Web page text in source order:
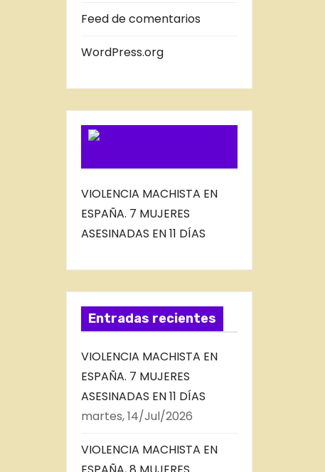
B
O
G
Feed de comentarios
WordPress.org
VIOLENCIA MACHISTA EN
ESPAÑA. 7 MUJERES
ASESINADAS EN 11 DÍAS
Entradas recientes
VIOLENCIA MACHISTA EN
ESPAÑA. 7 MUJERES
ASESINADAS EN 11 DÍAS
martes, 14/Jul/2026
VIOLENCIA MACHISTA EN